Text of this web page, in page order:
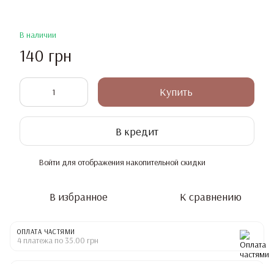
В наличии
140 грн
Купить
В кредит
Войти для отображения накопительной скидки
В избранное К сравнению
ОПЛАТА ЧАСТЯМИ
4 платежа по 35.00 грн